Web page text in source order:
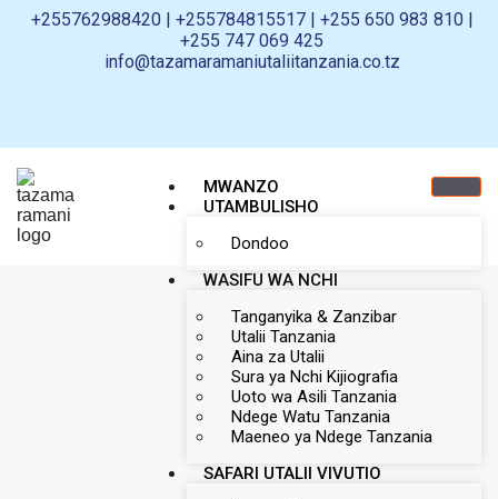
+255762988420 | +255784815517 | +255 650 983 810 |
+255 747 069 425
info@tazamaramaniutaliitanzania.co.tz
MWANZO
UTAMBULISHO
Dondoo
WASIFU WA NCHI
Tanganyika & Zanzibar
Utalii Tanzania
Aina za Utalii
Sura ya Nchi Kijiografia
Uoto wa Asili Tanzania
Ndege Watu Tanzania
Maeneo ya Ndege Tanzania
SAFARI UTALII VIVUTIO